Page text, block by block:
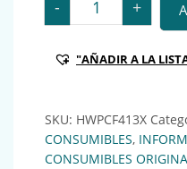
- +
"AÑADIR A LA
SKU: HWPCF413X
CONSUMIBLES,
CONSUMIBLES